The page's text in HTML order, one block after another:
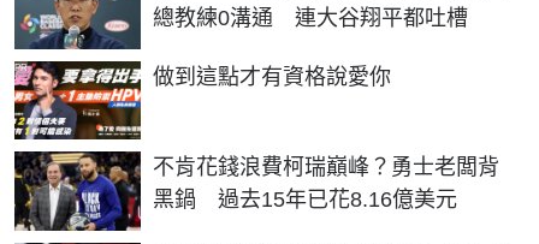
總教練0溝通 連大谷翔平都吐槽
做到這點才有資格說愛你
PR
不肯花錢浪費柯瑞巔峰？勇士老闆背
黑鍋 過去15年已花8.16億美元